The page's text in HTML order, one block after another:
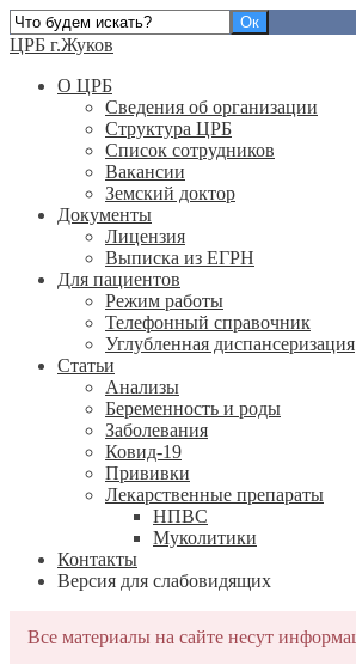
ЦРБ г.Жуков
О ЦРБ
Сведения об организации
Структура ЦРБ
Список сотрудников
Вакансии
Земский доктор
Документы
Лицензия
Выписка из ЕГРН
Для пациентов
Режим работы
Телефонный справочник
Углубленная диспансеризация
Статьи
Анализы
Беременность и роды
Заболевания
Ковид-19
Прививки
Лекарственные препараты
НПВС
Муколитики
Контакты
Версия для слабовидящих
Все материалы на сайте несут